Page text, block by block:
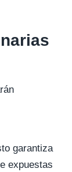
garantiza
expuestas